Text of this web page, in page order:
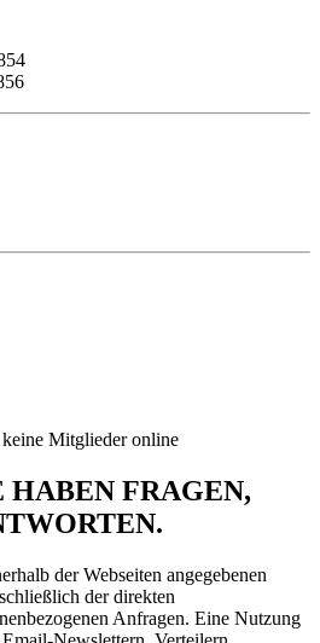
Mitglieder online
HABEN FRAGEN,
der Webseiten angegebenen
der direkten
Anfragen. Eine Nutzung